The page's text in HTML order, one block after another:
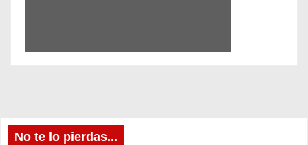
No te lo pierdas...